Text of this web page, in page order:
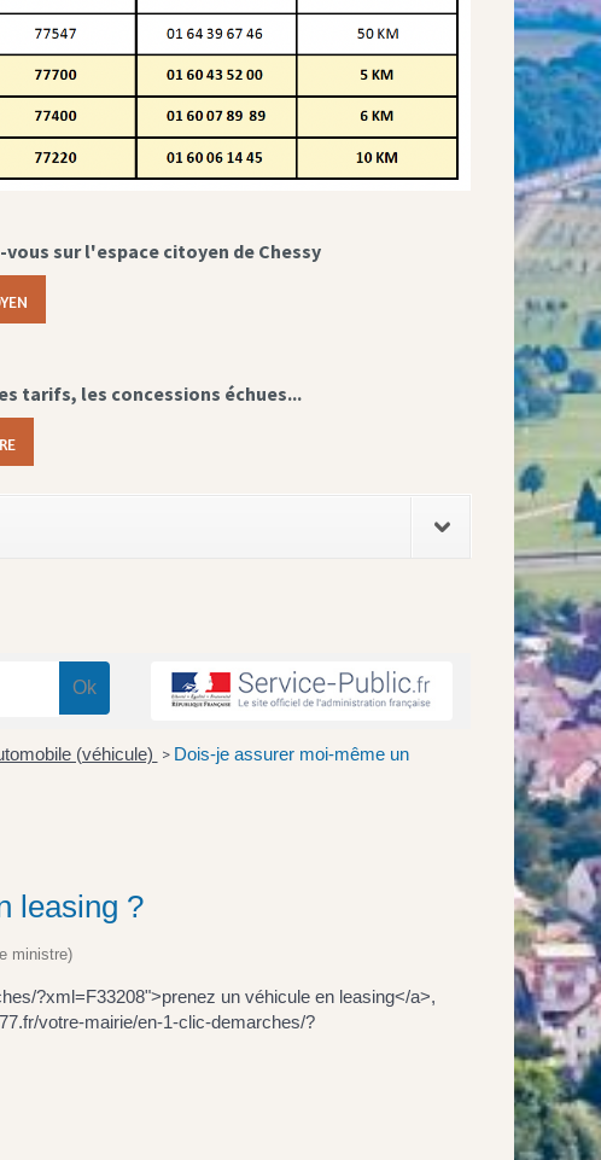
sur l'espace citoyen de Chessy
tarifs, les concessions échues...
(véhicule) > Dois-je assurer moi-même un
leasing ?
ministre)
?xml=F33208">prenez un véhicule en leasing</a>,
votre-mairie/en-1-clic-demarches/?